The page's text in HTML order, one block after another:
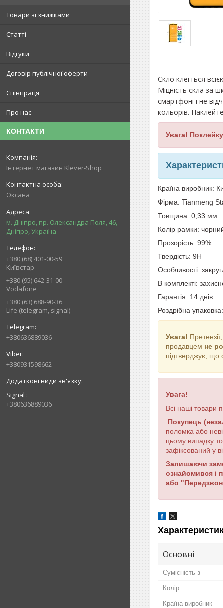
Товари зі знижками
Статті
Відгуки
Договір публічної оферти
Співпраця
Про нас
КОНТАКТИ
Інтернет магазин Klever-Shop
Оксана
м. Дніпро, пр. Олександра Поля, 46,
Дніпро, Україна
+380 (68) 401-00-59
Київстар
+380 (95) 642-31-00
Vodafone
+380 (63) 688-90-36
Life (telegram, signal)
+380636889036
+380931598662
Signal
+380636889036
Скло клеїться
Міцність скла за
смартфоні і не
кольорів.
Увага!
Країна виробник:
Фірма: Tianmeng
Товщина: 0,33 мм
Колір рамки:
Прозорість: 99%
Твердість: 9H
Особливості:
В комплекті:
Гарантія: 14 днів.
Роздрібна
Увага!
продавцем не
підтверджує, що
Увага!
Всі наші товари
Покупець
поломка або
цьому випадку
зафіксований у
Залишаючи
ознайомився і
або
Основні
Сумісність з
Колір
Країна виробник